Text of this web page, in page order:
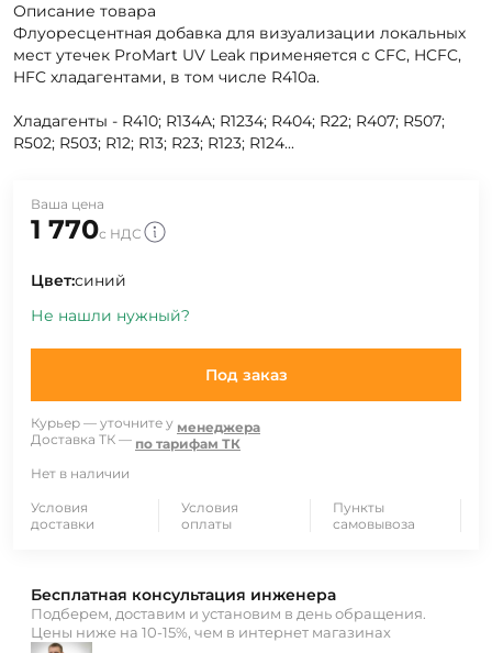
Описание товара
Флуоресцентная добавка для визуализации локальных
мест утечек ProMart UV Leak применяется с CFC, HCFC,
HFC хладагентами, в том числе R410a.
Хладагенты - R410; R134A; R1234; R404; R22; R407; R507;
R502; R503; R12; R13; R23; R123; R124...
Ваша цена
1 770с НДС
Цвет:синий
Не нашли нужный?
Под заказ
Курьер — уточните у менеджера
Доставка ТК — по тарифам ТК
Нет в наличии
Условия
доставки
Условия
оплаты
Пункты
самовывоза
Бесплатная консультация инженера
Подберем, доставим и установим в день обращения.
Цены ниже на 10-15%, чем в интернет магазинах